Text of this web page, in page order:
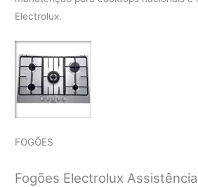
Electrolux.
FOGÕES
Fogões Electrolux